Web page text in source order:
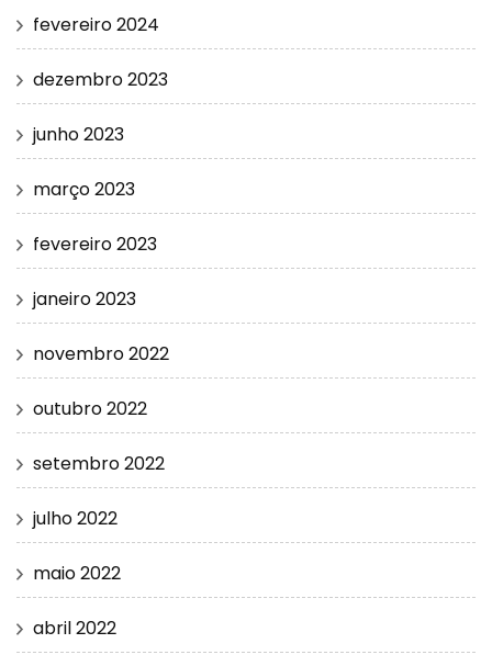
fevereiro 2024
dezembro 2023
junho 2023
março 2023
fevereiro 2023
janeiro 2023
novembro 2022
outubro 2022
setembro 2022
julho 2022
maio 2022
abril 2022